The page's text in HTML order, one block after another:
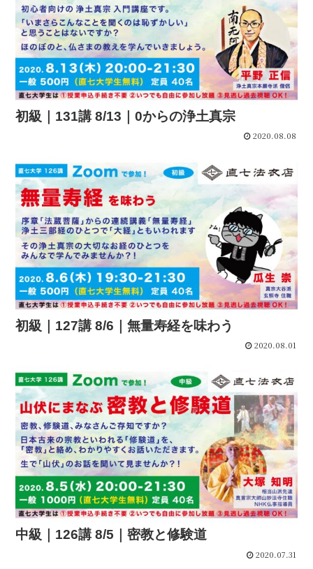
初級｜131講 8/13｜0からの浄土真宗
2020.08.08
初級｜127講 8/6｜無量寿経を味わう
2020.08.01
中級｜126講 8/5｜密教と修験道
2020.07.31